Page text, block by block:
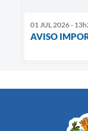
01 JUL 2026 -
AVISO